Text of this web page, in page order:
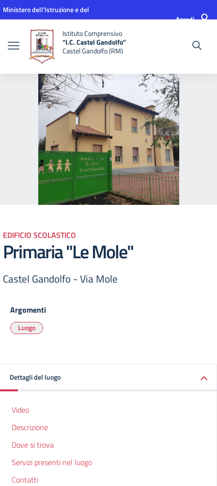
Vai ai contenuti
Vai al menu di navigazione
Vai al footer
Ministero dell'Istruzione e del
Accedi
Istituto Comprensivo
“I.C. Castel Gandolfo”
Castel Gandolfo (RM)
EDIFICIO SCOLASTICO
Primaria "Le Mole"
Castel Gandolfo - Via Mole
Argomenti
Luogo
Dettagli del luogo
Video
Descrizione
Dove si trova
Servizi presenti nel luogo
Contatti